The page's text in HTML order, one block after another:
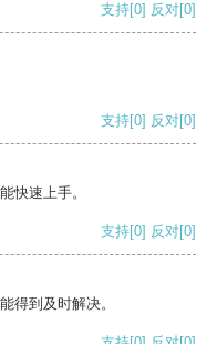
支持[0] 反对[0]
支持[0] 反对[0]
快速上手。
支持[0] 反对[0]
得到及时解决。